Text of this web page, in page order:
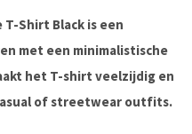
T-Shirt Black is een
met een minimalistische
het T-shirt veelzijdig en
of streetwear outfits.